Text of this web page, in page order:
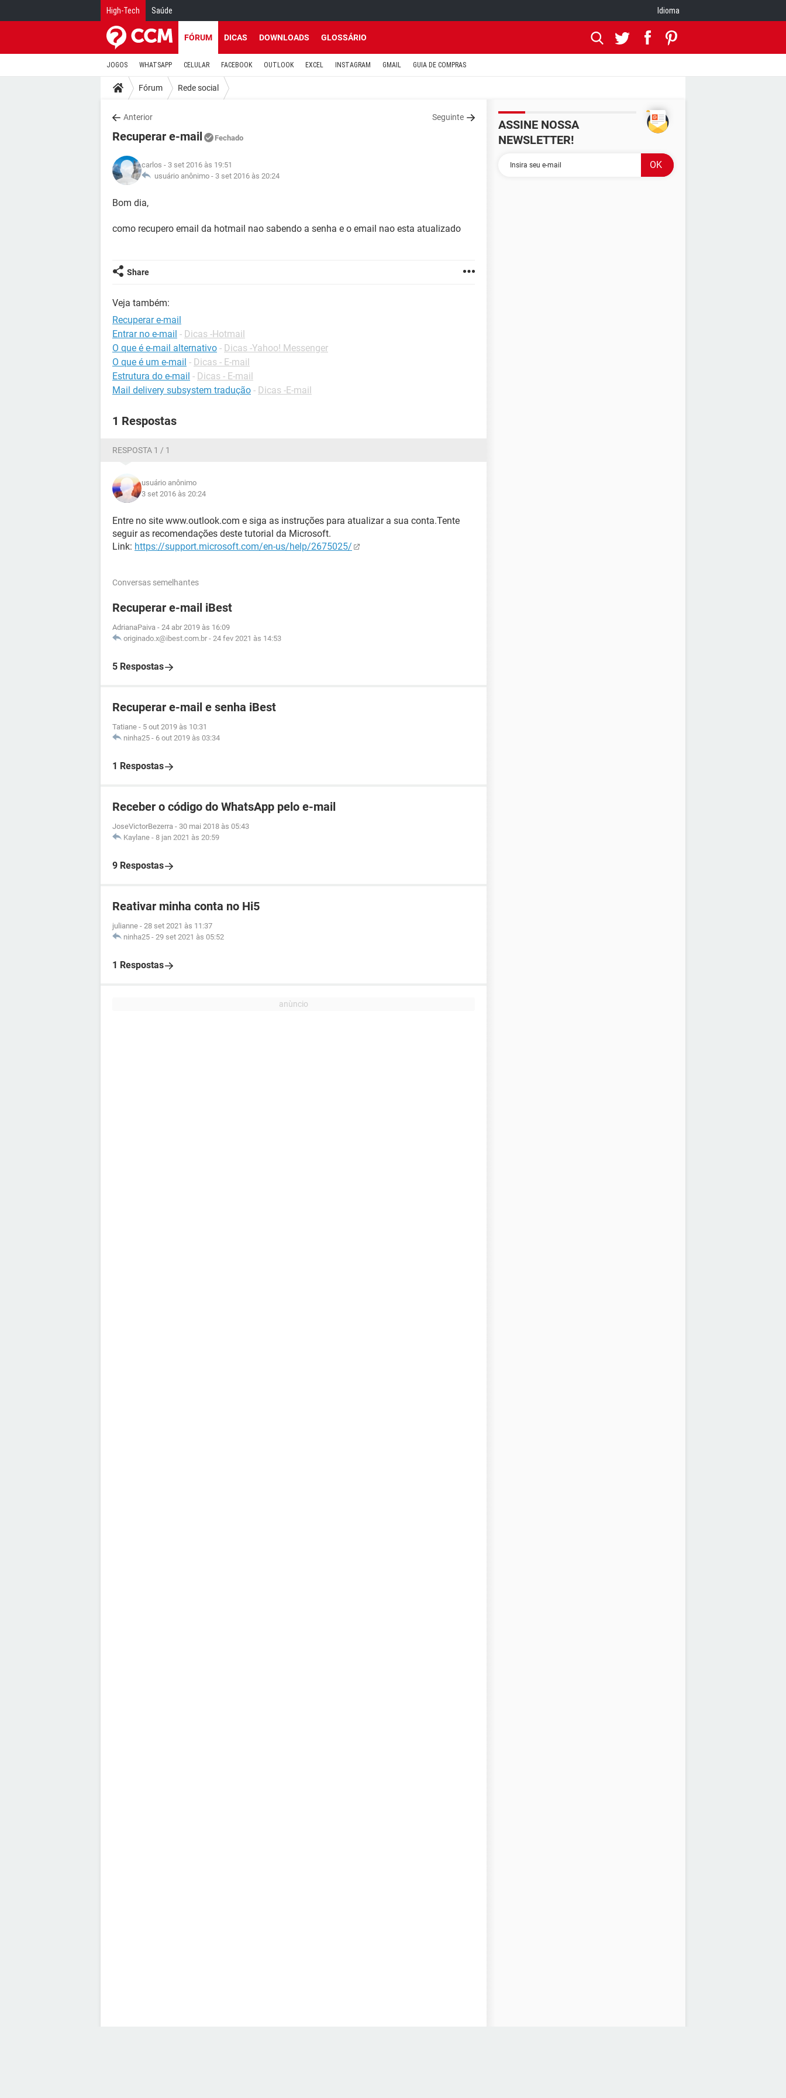
High-Tech Saúde Idioma
FÓRUM DICAS DOWNLOADS GLOSSÁRIO
JOGOS WHATSAPP CELULAR FACEBOOK OUTLOOK EXCEL INSTAGRAM GMAIL GUIA DE COMPRAS
Fórum Rede social
Anterior Seguinte
Recuperar e-mail Fechado
carlos - 3 set 2016 às 19:51
usuário anônimo - 3 set 2016 às 20:24
Bom dia,
como recupero email da hotmail nao sabendo a senha e o email nao esta atualizado
Share
Veja também:
Recuperar e-mail
Entrar no e-mail - Dicas -Hotmail
O que é e-mail alternativo - Dicas -Yahoo! Messenger
O que é um e-mail - Dicas - E-mail
Estrutura do e-mail - Dicas - E-mail
Mail delivery subsystem tradução - Dicas -E-mail
1 Respostas
RESPOSTA 1 / 1
usuário anônimo
3 set 2016 às 20:24
Entre no site www.outlook.com e siga as instruções para atualizar a sua conta.Tente
seguir as recomendações deste tutorial da Microsoft.
Link: https://support.microsoft.com/en-us/help/2675025/
Conversas semelhantes
Recuperar e-mail iBest
AdrianaPaiva - 24 abr 2019 às 16:09
originado.x@ibest.com.br - 24 fev 2021 às 14:53
5 Respostas
Recuperar e-mail e senha iBest
Tatiane - 5 out 2019 às 10:31
ninha25 - 6 out 2019 às 03:34
1 Respostas
Receber o código do WhatsApp pelo e-mail
JoseVictorBezerra - 30 mai 2018 às 05:43
Kaylane - 8 jan 2021 às 20:59
9 Respostas
Reativar minha conta no Hi5
julianne - 28 set 2021 às 11:37
ninha25 - 29 set 2021 às 05:52
1 Respostas
ASSINE NOSSA
NEWSLETTER!